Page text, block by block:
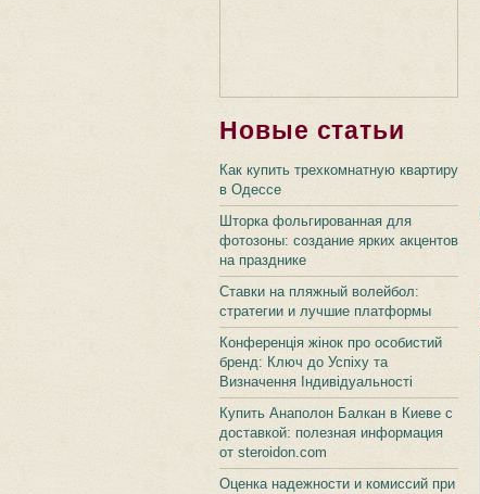
Новые статьи
Как купить трехкомнатную квартиру
в Одессе
Шторка фольгированная для
фотозоны: создание ярких акцентов
на празднике
Ставки на пляжный волейбол:
стратегии и лучшие платформы
Конференція жінок про особистий
бренд: Ключ до Успіху та
Визначення Індивідуальності
Купить Анаполон Балкан в Киеве с
доставкой: полезная информация
от steroidon.com
Оценка надежности и комиссий при